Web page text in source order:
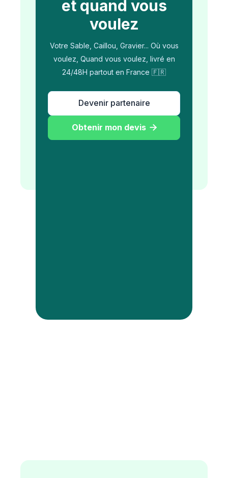
et quand vous
voulez
Votre Sable, Caillou, Gravier... Où vous
voulez, Quand vous voulez, livré en
24/48H partout en France 🇫🇷
Devenir partenaire
Obtenir mon devis 